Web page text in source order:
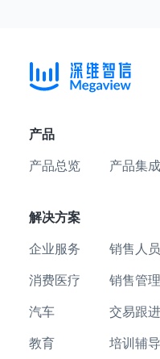
产品
产品总览 产品集成
解决方案
企业服务
消费医疗
汽车
教育
销售人员
销售管理
交易跟进
培训辅导